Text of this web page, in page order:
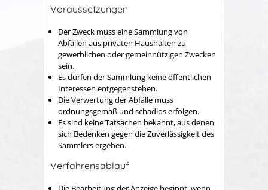
Voraussetzungen
Der Zweck muss eine Sammlung von
Abfällen aus privaten Haushalten zu
gewerblichen oder gemeinnützigen Zwecken
sein.
Es dürfen der Sammlung keine öffentlichen
Interessen entgegenstehen.
Die Verwertung der Abfälle muss
ordnungsgemäß und schadlos erfolgen.
Es sind keine Tatsachen bekannt, aus denen
sich Bedenken gegen die Zuverlässigkeit des
Sammlers ergeben.
Verfahrensablauf